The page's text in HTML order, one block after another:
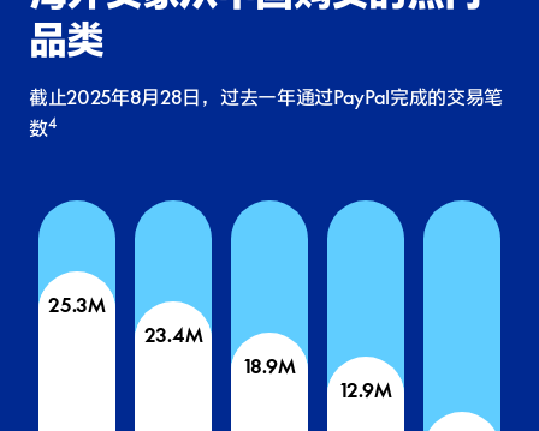
品类
截止2025年8月28日，过去一年通过PayPal完成的交易笔
数4
25.3M
23.4M
18.9M
12.9M